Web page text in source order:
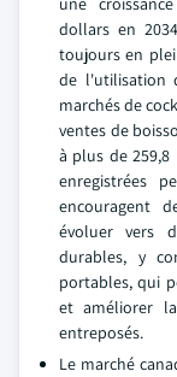
dollars en
toujours en
de l'utilisation
marchés de
ventes de
à plus de
enregistrées
encouragent
évoluer vers
durables, y
portables, qui
et améliorer
entreposés.
Le marché